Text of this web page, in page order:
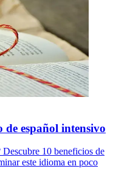
de español intensivo
Descubre 10 beneficios de
este idioma en poco